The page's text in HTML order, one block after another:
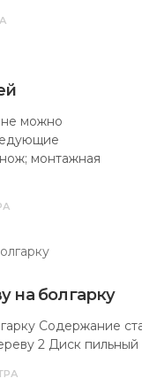
можно
монтажная
на болгарку
Содержание
2 Диск пильный